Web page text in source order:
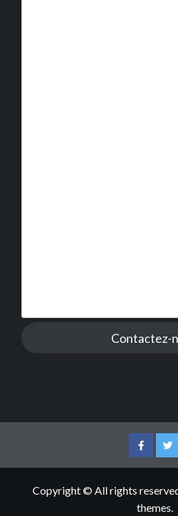
Contactez-
Copyright © All rights
themes.